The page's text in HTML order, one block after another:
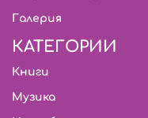
Галерия
КАТЕГОРИИ
Книги
Музика